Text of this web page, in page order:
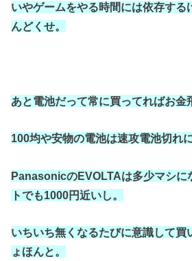
いやゲームをやる時間には依存する
んどくせ。
あと電池だって常に買ってればお金
100均や安物の電池は速攻電池切れ
PanasonicのEVOLTAは多少マシに
トでも1000円近いし。
いちいち無くなるたびに意識して買
ょほんと。